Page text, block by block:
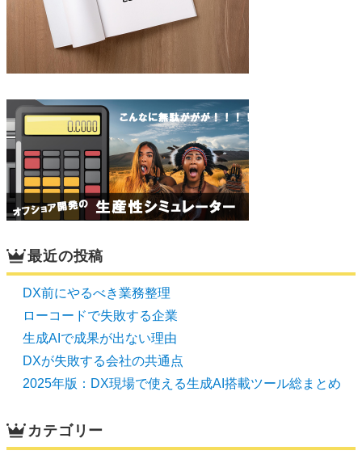
最近の投稿
DX前にやるべき業務整理
ローコードで失敗する企業
生成AIで成果が出ない理由
DXが失敗する会社の共通点
2025年版：DX現場で使える生成AI搭載ツール総まとめ
カテゴリー